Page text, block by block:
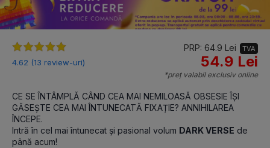
4.62 (13 review-uri)
PRP: 64.9 Lei TVA
54.9 Lei
*preț valabil exclusiv online
CE SE ÎNTÂMPLĂ CÂND CEA MAI NEMILOASĂ OBSESIE ÎȘI
GĂSEȘTE CEA MAI ÎNTUNECATĂ FIXAȚIE? ANNIHILAREA
ÎNCEPE.
Intră în cel mai întunecat și pasional volum DARK VERSE de
până acum!